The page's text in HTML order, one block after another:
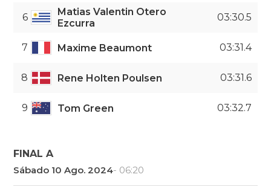
6
Matias Valentin Otero
Ezcurra
03:30.5
7 Maxime Beaumont 03:31.4
8 Rene Holten Poulsen 03:31.6
9 Tom Green 03:32.7
FINAL A
Sábado 10 Ago. 2024- 06:20